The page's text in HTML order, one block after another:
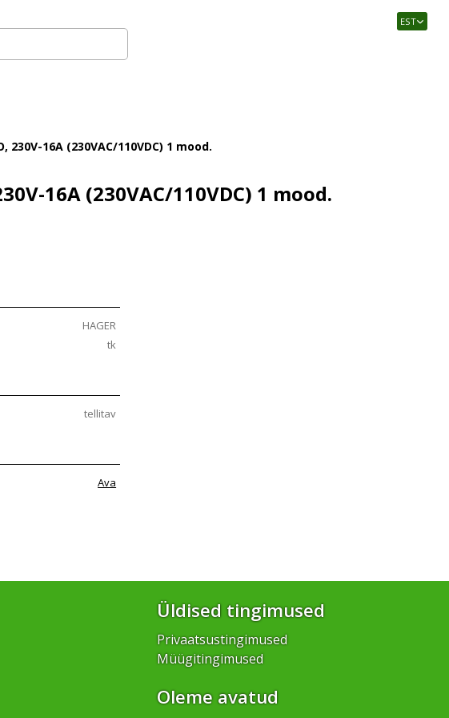
EST
230V-16A (230VAC/110VDC) 1 mood.
16A (230VAC/110VDC) 1 mood.
HAGER
tk
tellitav
Ava
Üldised tingimused
Privaatsustingimused
Müügitingimused
Oleme avatud